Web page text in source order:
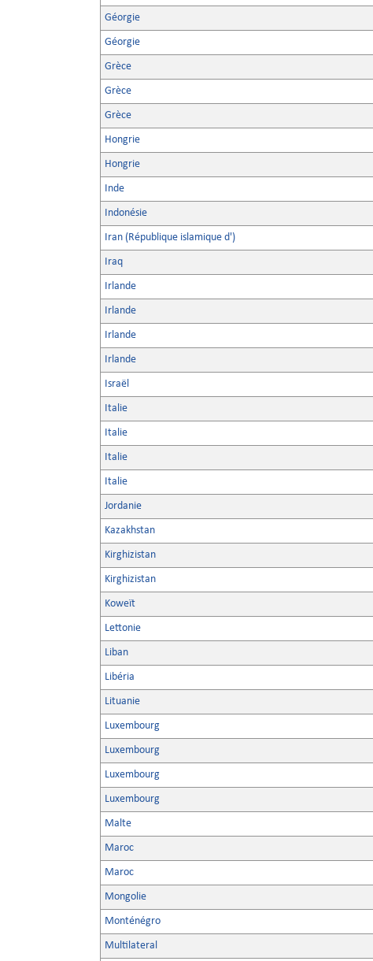
Géorgie
Géorgie
Grèce
Grèce
Grèce
Hongrie
Hongrie
Inde
Indonésie
Iran (République islamique d')
Iraq
Irlande
Irlande
Irlande
Irlande
Israël
Italie
Italie
Italie
Italie
Jordanie
Kazakhstan
Kirghizistan
Kirghizistan
Koweït
Lettonie
Liban
Libéria
Lituanie
Luxembourg
Luxembourg
Luxembourg
Luxembourg
Malte
Maroc
Maroc
Mongolie
Monténégro
Multilateral